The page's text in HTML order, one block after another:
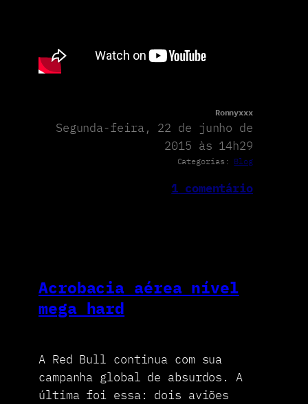
Ronnyxxx
Segunda-feira, 22 de junho de
2015 às 14h29
Categorias: Blog
1 comentário
Acrobacia aérea nível
mega hard
A Red Bull continua com sua
campanha global de absurdos. A
última foi essa: dois aviões